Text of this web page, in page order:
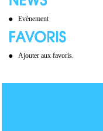
Evènement
Ajouter aux favoris.